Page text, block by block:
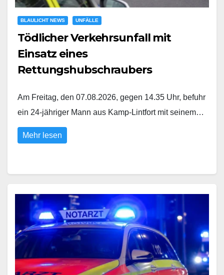
BLAULICHT NEWS UNFÄLLE
Tödlicher Verkehrsunfall mit
Einsatz eines
Rettungshubschraubers
Am Freitag, den 07.08.2026, gegen 14.35 Uhr, befuhr
ein 24-jähriger Mann aus Kamp-Lintfort mit seinem…
Mehr lesen